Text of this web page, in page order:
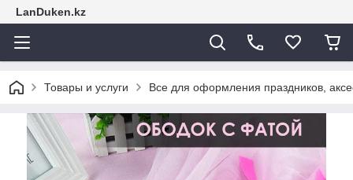
LanDuken.kz
Товары и услуги Все для оформления праздников,